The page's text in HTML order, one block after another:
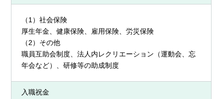
（1）社会保険
厚生年金、健康保険、雇用保険、労災保険
（2）その他
職員互助会制度、法人内レクリエーション（運動会、忘
年会など）、研修等の助成制度
入職祝金